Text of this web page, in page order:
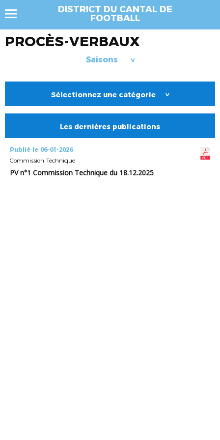
DISTRICT DU CANTAL DE
FOOTBALL
PROCÈS-VERBAUX
Saisons >
Sélectionnez une catégorie >
Les dernières publications
Publié le 06-01-2026
Commission Technique
PV n°1 Commission Technique du 18.12.2025